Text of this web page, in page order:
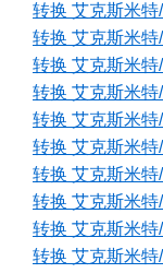
转换 艾克斯米
转换 艾克斯米
转换 艾克斯米
转换 艾克斯米
转换 艾克斯米特
转换 艾克斯米
转换 艾克斯米
转换 艾克斯米特
转换 艾克斯米特
转换 艾克斯米特